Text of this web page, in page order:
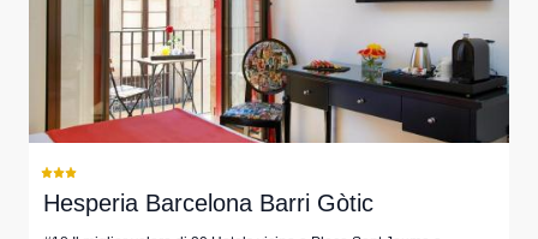
Hesperia Barcelona Barri Gòtic